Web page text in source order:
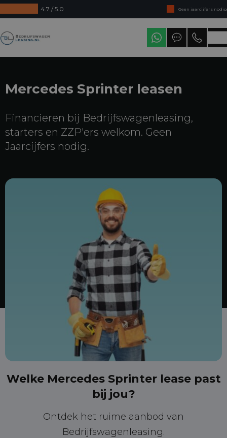
4.7 / 5.0
Geen jaarcijfers nodig
Direct uit voorraad leverbaar
Levering in heel Nederland
Mercedes Sprinter leasen
Financieren bij Bedrijfswagenleasing,
starters en ZZP'ers welkom. Geen
Jaarcijfers nodig.
Welke Mercedes Sprinter lease past
bij jou?
Ontdek het ruime aanbod van
Bedrijfswagenleasing.